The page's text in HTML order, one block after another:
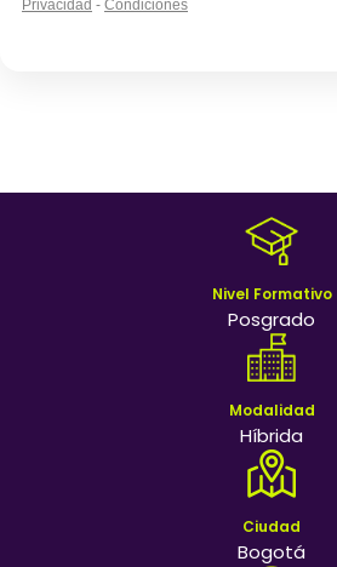
Nivel Formativo
Posgrado
Modalidad
Híbrida
Ciudad
Bogotá